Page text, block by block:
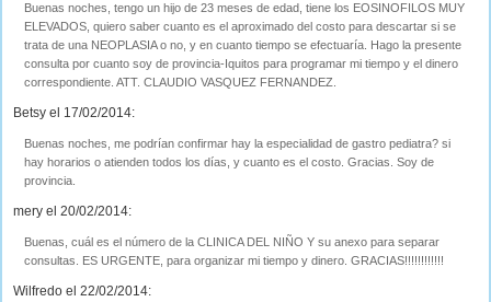
Buenas noches, tengo un hijo de 23 meses de edad, tiene los EOSINOFILOS MUY
ELEVADOS, quiero saber cuanto es el aproximado del costo para descartar si se
trata de una NEOPLASIA o no, y en cuanto tiempo se efectuaría. Hago la presente
consulta por cuanto soy de provincia-Iquitos para programar mi tiempo y el dinero
correspondiente. ATT. CLAUDIO VASQUEZ FERNANDEZ.
Betsy el 17/02/2014:
Buenas noches, me podrían confirmar hay la especialidad de gastro pediatra? si
hay horarios o atienden todos los días, y cuanto es el costo. Gracias. Soy de
provincia.
mery el 20/02/2014:
Buenas, cuál es el número de la CLINICA DEL NIÑO Y su anexo para separar
consultas. ES URGENTE, para organizar mi tiempo y dinero. GRACIAS!!!!!!!!!!!!
Wilfredo el 22/02/2014: